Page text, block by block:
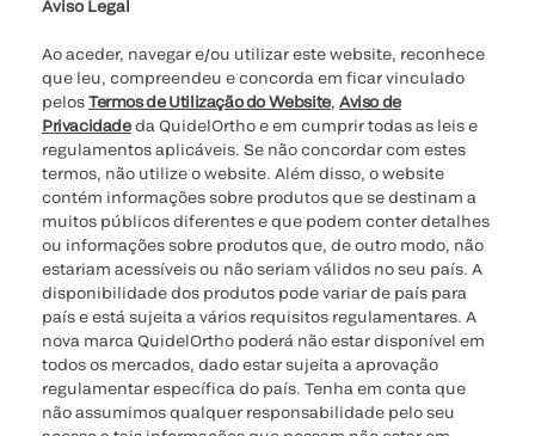
Aviso Legal
Ao aceder, navegar e/ou utilizar este website, reconhece
que leu, compreendeu e concorda em ficar vinculado
pelosTermos de Utilização do Website, Aviso de
Privacidadeda QuidelOrtho e em cumprir todas as leis e
regulamentos aplicáveis. Se não concordar com estes
termos, não utilize o website. Além disso, o website
contém informações sobre produtos que se destinam a
muitos públicos diferentes e que podem conter detalhes
ou informações sobre produtos que, de outro modo, não
estariam acessíveis ou não seriam válidos no seu país. A
disponibilidade dos produtos pode variar de país para
país e está sujeita a vários requisitos regulamentares. A
nova marca QuidelOrtho poderá não estar disponível em
todos os mercados, dado estar sujeita a aprovação
regulamentar específica do país. Tenha em conta que
não assumimos qualquer responsabilidade pelo seu